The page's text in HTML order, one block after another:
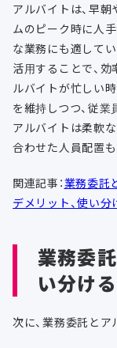
アルバイトは、 早朝
ムのピーク時に人
な業務にも適して
活用することで、
ルバイトが忙しい
を維持しつつ、従業
アルバイトは柔軟
合わせた人員配置も
関連記事：業務委託
デメリット、使い
業務委
い分け
次に、業務委託と